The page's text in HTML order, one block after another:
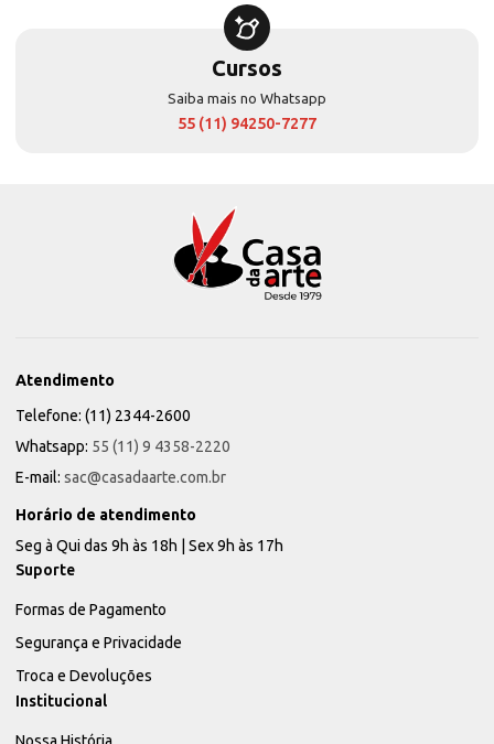
Cursos
Saiba mais no Whatsapp
55 (11) 94250-7277
Atendimento
Telefone: (11) 2344-2600
Whatsapp: 55 (11) 9 4358-2220
E-mail: sac@casadaarte.com.br
Horário de atendimento
Seg à Qui das 9h às 18h | Sex 9h às 17h
Suporte
Formas de Pagamento
Segurança e Privacidade
Troca e Devoluções
Institucional